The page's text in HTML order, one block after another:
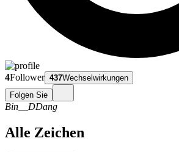
4Follower 437Wechselwirkungen
Folgen Sie
Bin__DDang
Alle Zeichen